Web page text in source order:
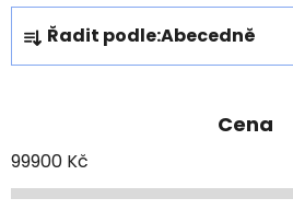
Ř
a
z
í
p
Řadit podle:Abecedně
Cena
99900 Kč